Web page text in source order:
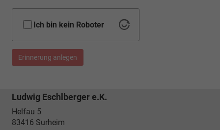
Ich bin kein Roboter
Erinnerung anlegen
Ludwig Eschlberger e.K.
Helfau 5
83416 Surheim